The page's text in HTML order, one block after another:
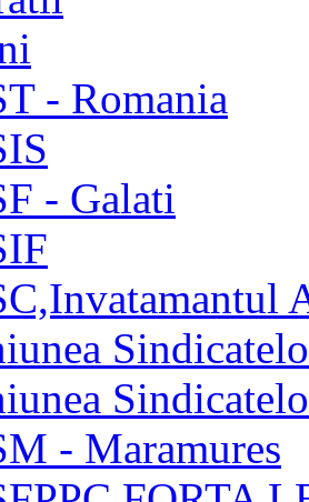
- Romania
- Galati
- Maramures